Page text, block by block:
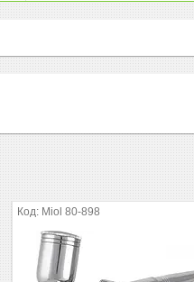
Miol 80-898